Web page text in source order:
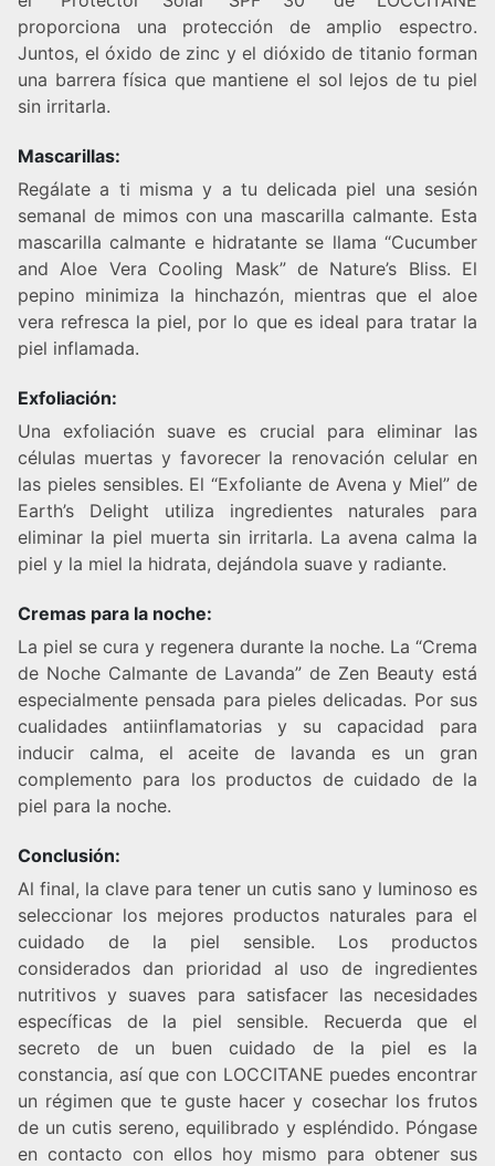
proporciona una protección de amplio espectro.
Juntos, el óxido de zinc y el dióxido de titanio forman
una barrera física que mantiene el sol lejos de tu piel
sin irritarla.
Mascarillas:
Regálate a ti misma y a tu delicada piel una sesión
semanal de mimos con una mascarilla calmante. Esta
mascarilla calmante e hidratante se llama “Cucumber
and Aloe Vera Cooling Mask” de Nature’s Bliss. El
pepino minimiza la hinchazón, mientras que el aloe
vera refresca la piel, por lo que es ideal para tratar la
piel inflamada.
Exfoliación:
Una exfoliación suave es crucial para eliminar las
células muertas y favorecer la renovación celular en
las pieles sensibles. El “Exfoliante de Avena y Miel” de
Earth’s Delight utiliza ingredientes naturales para
eliminar la piel muerta sin irritarla. La avena calma la
piel y la miel la hidrata, dejándola suave y radiante.
Cremas para la noche:
La piel se cura y regenera durante la noche. La “Crema
de Noche Calmante de Lavanda” de Zen Beauty está
especialmente pensada para pieles delicadas. Por sus
cualidades antiinflamatorias y su capacidad para
inducir calma, el aceite de lavanda es un gran
complemento para los productos de cuidado de la
piel para la noche.
Conclusión:
Al final, la clave para tener un cutis sano y luminoso es
seleccionar los mejores productos naturales para el
cuidado de la piel sensible. Los productos
considerados dan prioridad al uso de ingredientes
nutritivos y suaves para satisfacer las necesidades
específicas de la piel sensible. Recuerda que el
secreto de un buen cuidado de la piel es la
constancia, así que con LOCCITANE puedes encontrar
un régimen que te guste hacer y cosechar los frutos
de un cutis sereno, equilibrado y espléndido. Póngase
en contacto con ellos hoy mismo para obtener sus